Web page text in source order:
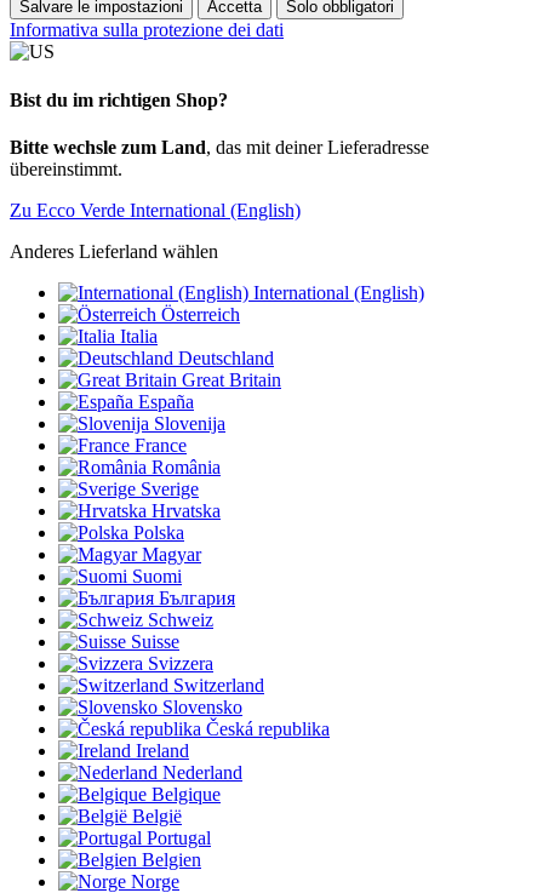
Salvare le impostazioni Accetta Solo obbligatori
Informativa sulla protezione dei dati
Bist du im richtigen Shop?
Bitte wechsle zum Land, das mit deiner Lieferadresse
übereinstimmt.
Zu Ecco Verde International (English)
Anderes Lieferland wählen
International (English)
Österreich
Italia
Deutschland
Great Britain
España
Slovenija
France
România
Sverige
Hrvatska
Polska
Magyar
Suomi
България
Schweiz
Suisse
Svizzera
Switzerland
Slovensko
Česká republika
Ireland
Nederland
Belgique
België
Portugal
Belgien
Norge